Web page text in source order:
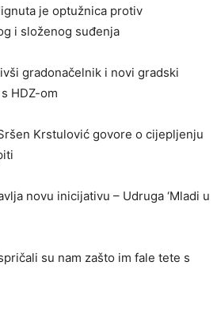
je optužnica protiv
i složenog suđenja
gradonačelnik i novi gradski
HDZ-om
Krstulović govore o cijepljenju
novu inicijativu – Udruga ‘Mladi u
su nam zašto im fale tete s